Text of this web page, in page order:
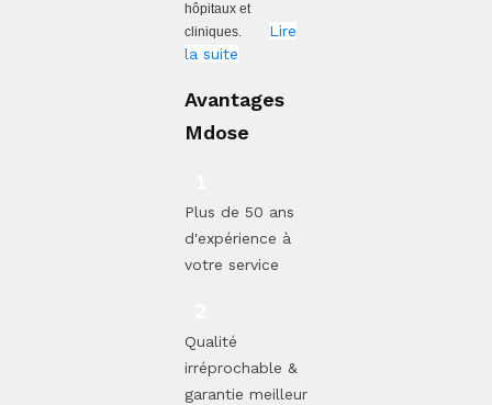
hôpitaux et
cliniques.
Lire
la suite
Avantages
Mdose
Plus de 50 ans
d'expérience à
votre service
Qualité
irréprochable &
garantie meilleur